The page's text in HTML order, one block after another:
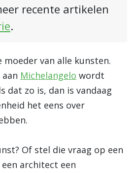
recente artikelen
.
van alle kunsten.
Michelangelo wordt
dat zo is, dan is vandaag
het eens over
Of stel die vraag op een
architect een